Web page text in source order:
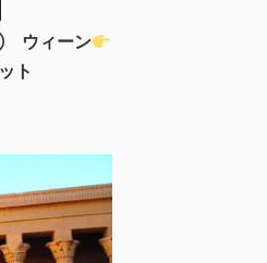
ウィーン
ト